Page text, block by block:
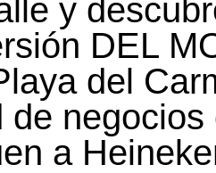
y
DEL
del
de negocios
a